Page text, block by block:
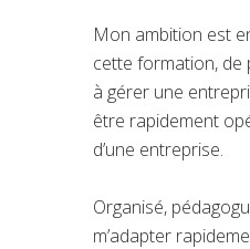
Mon ambition est
cette formation, de
à gérer une
être rapidement
d’une entreprise.
Organisé,
m’adapter